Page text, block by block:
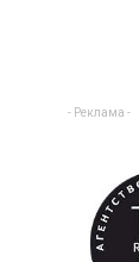
- Реклама -